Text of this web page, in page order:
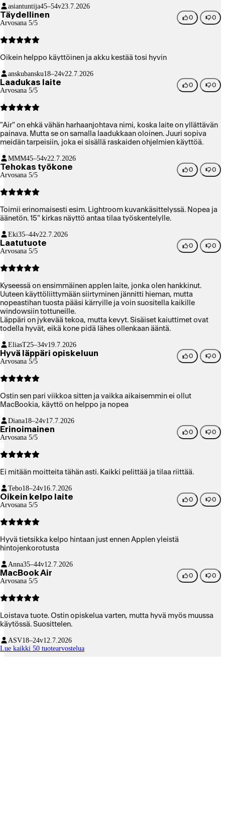
asiantuntija45–54v23.7.2026
Täydellinen
Arvosana 5/5
0 0
Oikein helppo käyttöinen ja akku kestää tosi hyvin
anskubansku18–24v22.7.2026
Laadukas laite
Arvosana 5/5
0 0
"Air" on ehkä vähän harhaanjohtava nimi, koska laite on yllättävän
painava. Mutta se on samalla laadukkaan oloinen. Juuri sopiva
meidän tarpeisiin, joka ei sisällä raskaiden ohjelmien käyttöä.
MMM45–54v22.7.2026
Tehokas työkone
Arvosana 5/5
0 0
Toimii erinomaisesti esim. Lightroom kuvankäsittelyssä. Nopea ja
äänetön. 15" kirkas näyttö antaa tilaa työskentelylle.
Eki35–44v22.7.2026
Laatutuote
Arvosana 5/5
0 0
Kyseessä on ensimmäinen applen laite, jonka olen hankkinut.
Uuteen käyttöliittymään siirtyminen jännitti hieman, mutta
nopeastihan tuosta pääsi kärryille ja voin suositella kaikille
windowsiin tottuneille.
Läppäri on jykevää tekoa, mutta kevyt. Sisäiset kaiuttimet ovat
todella hyvät, eikä kone pidä lähes ollenkaan ääntä.
EliasT25–34v19.7.2026
Hyvä läppäri opiskeluun
Arvosana 5/5
0 0
Ostin sen pari viikkoa sitten ja vaikka aikaisemmin ei ollut
MacBookia, käyttö on helppo ja nopea
Diana18–24v17.7.2026
Erinoimainen
Arvosana 5/5
0 0
Ei mitään moitteita tähän asti. Kaikki pelittää ja tilaa riittää.
Tebo18–24v16.7.2026
Oikein kelpo laite
Arvosana 5/5
0 0
Hyvä tietsikka kelpo hintaan just ennen Applen yleistä
hintojenkorotusta
Anna35–44v12.7.2026
MacBook Air
Arvosana 5/5
0 0
Loistava tuote. Ostin opiskelua varten, mutta hyvä myös muussa
käytössä. Suosittelen.
ASV18–24v12.7.2026
Lue kaikki 50 tuotearvostelua